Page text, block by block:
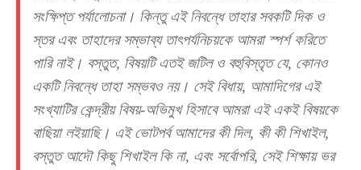
সংক্ষিপ্ত পর্যালোচনা। কিন্তু এই নিবন্ধে তাহার সবকটি দিক ও
স্তর এবং তাহাদের সম্ভাব্য তাৎপর্যনিচয়কে আমরা স্পর্শ করিতে
পারি নাই। বস্তুত, বিষয়টি এতই জটিল ও বহুবিস্তৃত যে, কোনও
একটি নিবন্ধে তাহা সম্ভবও নয়। সেই বিধায়, আমাদিগের এই
সংখ্যাটির কেন্দ্রীয় বিষয়-অভিমুখ হিসাবে আমরা এই একই বিষয়কে
বাছিয়া লইয়াছি। এই ভোটপর্ব আমাদের কী দিল, কী কী শিখাইল,
বস্তুত আদৌ কিছু শিখাইল কি না, এবং সর্বোপরি, সেই শিক্ষায় ভর